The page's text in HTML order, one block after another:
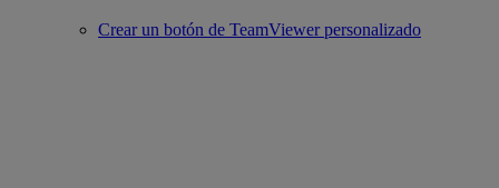
Crear un botón de TeamViewer personalizado